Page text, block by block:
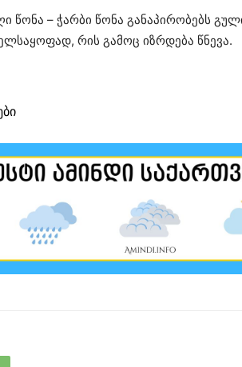
წონა – ჭარბი წონა განაპირობებს
რის გამოც იზრდება წნევა.